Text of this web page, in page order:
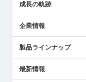
成長の軌跡
企業情報
ごあいさつ
受賞履歴
製品ラインナップ
ツールセッタ製品
最新情報